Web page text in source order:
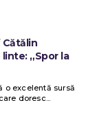
„Spor la
o excelentă sursă
doresc...